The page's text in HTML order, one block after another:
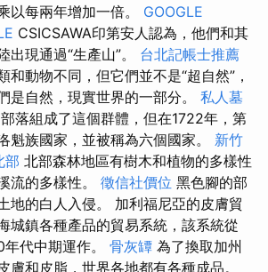
以每兩年增加一倍。 GOOGLE
CSICSAWA印第安人認為，他們和其
出現通過“生產山”。 台北記帳士推薦
和動物不同，但它們並不是“超自然”，
是自然，現實世界的一部分。 私人墓
落組成了這個群體，但在1722年，第
魁族國家，並被稱為六個國家。 新竹
部 北部森林地區有樹木和植物的多樣性
流的多樣性。 徵信社價位 黑色腳的部
地的白人入侵。 加利福尼亞的皮膚貿
城鎮各種產品的貿易系統，該系統從
代中期運作。 骨灰罈 為了換取加州
膚和皮脂，世界各地都有各種成品。